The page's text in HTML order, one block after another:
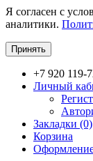
Я согласен с
аналитики.
Принять
+7 920 119-
Личный
Закладки (0)
Корзина
Оформление